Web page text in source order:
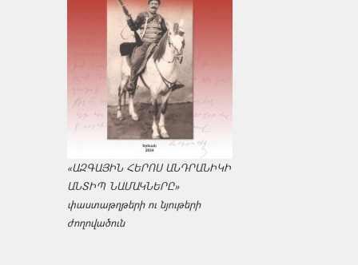
«ԱԶԳԱՅԻՆ ՀԵՐՈՍ ԱՆԴՐԱՆԻԿԻ
ԱՆՏԻՊ ՆԱՄԱԿՆԵՐԸ»
փաստաթղթերի ու նյութերի
ժողովածուն